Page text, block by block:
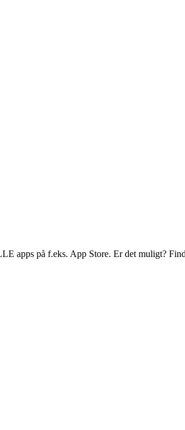
apps på f.eks. App Store. Er det muligt?